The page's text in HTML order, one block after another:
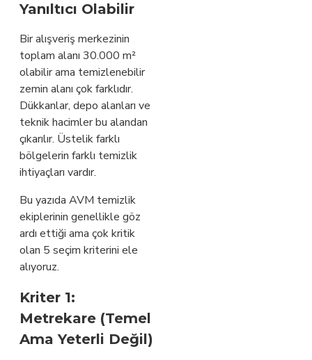
Yanıltıcı Olabilir
Bir alışveriş merkezinin
toplam alanı 30.000 m²
olabilir ama temizlenebilir
zemin alanı çok farklıdır.
Dükkanlar, depo alanları ve
teknik hacimler bu alandan
çıkarılır. Üstelik farklı
bölgelerin farklı temizlik
ihtiyaçları vardır.
Bu yazıda AVM temizlik
ekiplerinin genellikle göz
ardı ettiği ama çok kritik
olan 5 seçim kriterini ele
alıyoruz.
Kriter 1:
Metrekare (Temel
Ama Yeterli Değil)